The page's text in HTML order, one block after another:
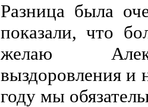
Разница была
показали, что
желаю
выздоровления и
году мы